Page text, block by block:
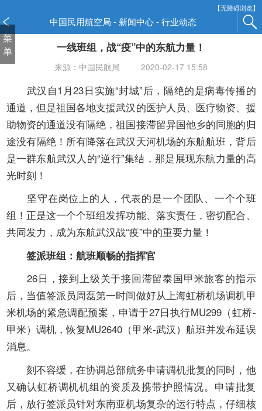
【无障碍浏览】
中国民用航空局 - 新闻中心 - 行业动态
菜
单
一线班组，战“疫”中的东航力量！
来源：中国民航局 2020-02-17 15:58
武汉自1 月23日实施“封城”后，隔绝的是病毒传播的
通道，但是祖国各地支援武汉的医护人员、医疗物资、援
助物资的通道没有隔绝，祖国接滞留异国他乡的同胞的归
途没有隔绝！所有降落在武汉天河机场的东航航班，背后
是一群东航武汉人的“逆行”集结，那是展现东航力量的高
光时刻！
坚守在岗位上的人，代表的是一个团队、一个个班
组！正是这一个个班组发挥功能、落实责任，密切配合、
共同发力，成为东航武汉战“疫”中的重要力量！
签派班组：航班顺畅的指挥官
26日，接到上级关于接回滞留泰国甲米旅客的指示
后，当值签派员周磊第一时间做好从上海虹桥机场调机甲
米机场的紧急调配预案，申请于27日执行MU299（虹桥-
甲米）调机，恢复MU2640 （甲米-武汉）航班并发布延误
消息。
刻不容缓，在协调总部航务申请调机批复的同时，他
又确认虹桥调机机组的资质及携带护照情况。申请批复
后，放行签派员针对东南亚机场复杂的运行特点，仔细核
窗
口
打
开
碍
说
明
页
面,
按
Alt
波
浪
键
盲
模
式